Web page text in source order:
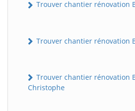
Trouver chantier rénovation
Trouver chantier rénovation
Trouver chantier rénovation
Christophe